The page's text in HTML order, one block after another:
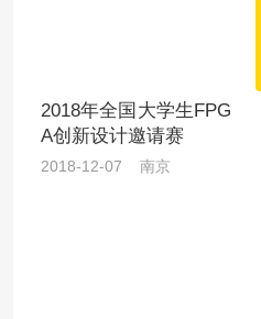
2018年全国大学生FPG
A创新设计邀请赛
2018-12-07 南京